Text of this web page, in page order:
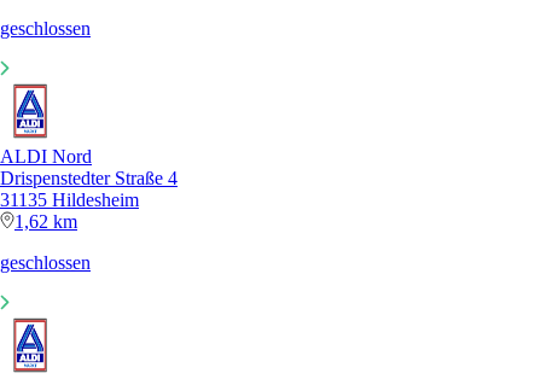
geschlossen
ALDI Nord
Drispenstedter Straße 4
31135 Hildesheim
1,62 km
geschlossen